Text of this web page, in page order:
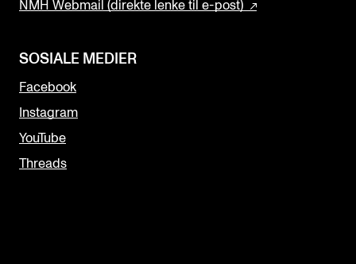
NMH Webmail (direkte lenke til e-post)
SOSIALE MEDIER
Facebook
Instagram
YouTube
Threads